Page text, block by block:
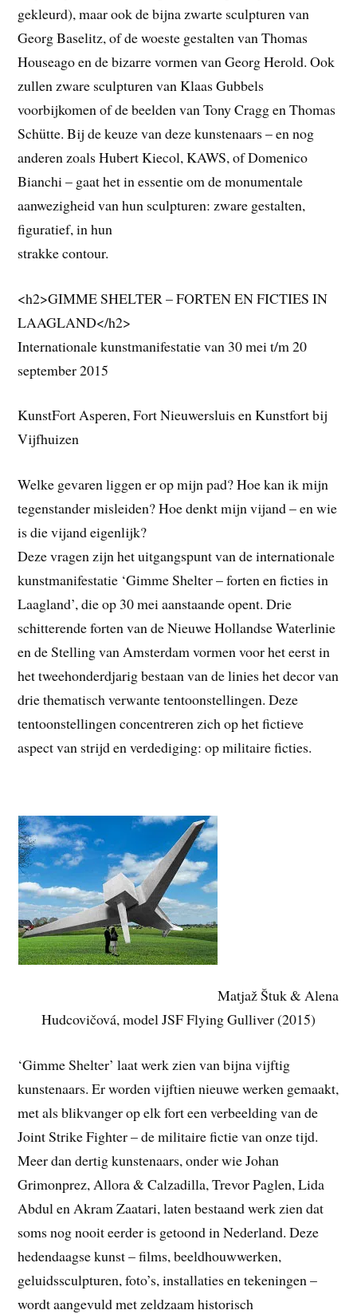
gekleurd), maar ook de bijna zwarte sculpturen van
Georg Baselitz, of de woeste gestalten van Thomas
Houseago en de bizarre vormen van Georg Herold. Ook
zullen zware sculpturen van Klaas Gubbels
voorbijkomen of de beelden van Tony Cragg en Thomas
Schütte. Bij de keuze van deze kunstenaars – en nog
anderen zoals Hubert Kiecol, KAWS, of Domenico
Bianchi – gaat het in essentie om de monumentale
aanwezigheid van hun sculpturen: zware gestalten,
figuratief, in hun
strakke contour.
<h2>GIMME SHELTER – FORTEN EN FICTIES IN
LAAGLAND</h2>
Internationale kunstmanifestatie van 30 mei t/m 20
september 2015
KunstFort Asperen, Fort Nieuwersluis en Kunstfort bij
Vijfhuizen
Welke gevaren liggen er op mijn pad? Hoe kan ik mijn
tegenstander misleiden? Hoe denkt mijn vijand – en wie
is die vijand eigenlijk?
Deze vragen zijn het uitgangspunt van de internationale
kunstmanifestatie ‘Gimme Shelter – forten en ficties in
Laagland’, die op 30 mei aanstaande opent. Drie
schitterende forten van de Nieuwe Hollandse Waterlinie
en de Stelling van Amsterdam vormen voor het eerst in
het tweehonderdjarig bestaan van de linies het decor van
drie thematisch verwante tentoonstellingen. Deze
tentoonstellingen concentreren zich op het fictieve
aspect van strijd en verdediging: op militaire ficties.
Matjaž Štuk & Alena
Hudcovičová, model JSF Flying Gulliver (2015)
‘Gimme Shelter’ laat werk zien van bijna vijftig
kunstenaars. Er worden vijftien nieuwe werken gemaakt,
met als blikvanger op elk fort een verbeelding van de
Joint Strike Fighter – de militaire fictie van onze tijd.
Meer dan dertig kunstenaars, onder wie Johan
Grimonprez, Allora & Calzadilla, Trevor Paglen, Lida
Abdul en Akram Zaatari, laten bestaand werk zien dat
soms nog nooit eerder is getoond in Nederland. Deze
hedendaagse kunst – films, beeldhouwwerken,
geluidssculpturen, foto’s, installaties en tekeningen –
wordt aangevuld met zeldzaam historisch